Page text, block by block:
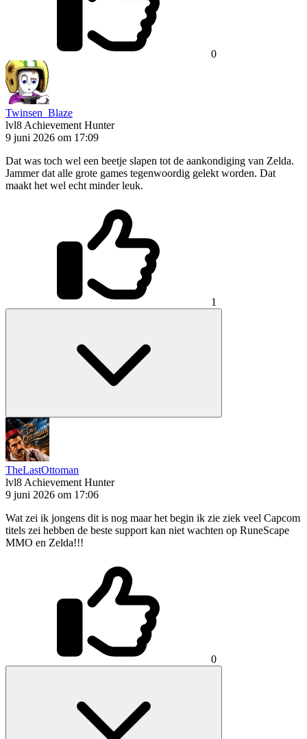
0
Twinsen_Blaze
lvl8 Achievement Hunter
9 juni 2026 om 17:09
Dat was toch wel een beetje slapen tot de aankondiging van Zelda.
Jammer dat alle grote games tegenwoordig gelekt worden. Dat
maakt het wel echt minder leuk.
1
TheLastOttoman
lvl8 Achievement Hunter
9 juni 2026 om 17:06
Wat zei ik jongens dit is nog maar het begin ik zie ziek veel Capcom
titels zei hebben de beste support kan niet wachten op RuneScape
MMO en Zelda!!!
0